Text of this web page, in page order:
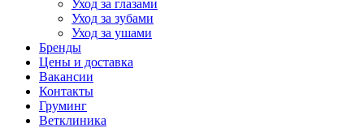
Уход за глазами
Уход за зубами
Уход за ушами
Бренды
Цены и доставка
Вакансии
Контакты
Груминг
Ветклиника